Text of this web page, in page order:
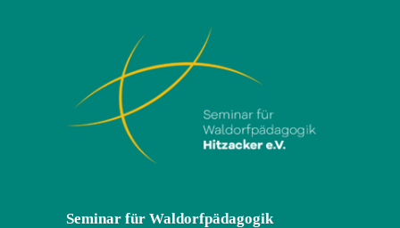
Seminar für Waldorfpädagogik